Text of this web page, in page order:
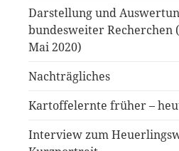
Darstellung und
bundesweiter Recherchen
Mai 2020)
Nachträgliches
Kartoffelernte früher –
Interview zum